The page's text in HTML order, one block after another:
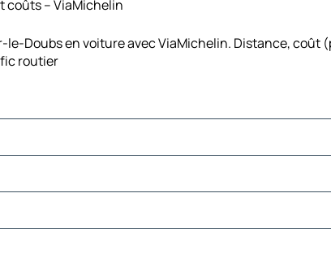
coûts – ViaMichelin
Doubs en voiture avec ViaMichelin. Distance, coût
routier